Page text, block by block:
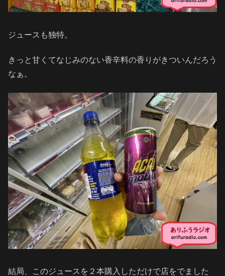
ジュースも独特。
きっと甘くてなじみのない香辛料の香りがきついんだろう
なぁ。
結局、このジュースを２本購入しただけで店をでました